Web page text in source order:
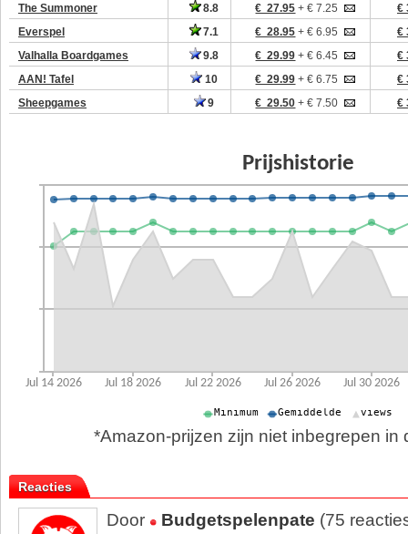
The Summoner
8.8 € 27.95 + € 7.25
€
Everspel
7.1 € 28.95 + € 6.95
€
Valhalla Boardgames
9.8 € 29.99 + € 6.45
€
AAN! Tafel
10 € 29.99 + € 6.75
€
Sheepgames
9 € 29.50 + € 7.50 €
*Amazon-prijzen zijn niet inbegrepen in
Reacties
Door Budgetspelenpate (75